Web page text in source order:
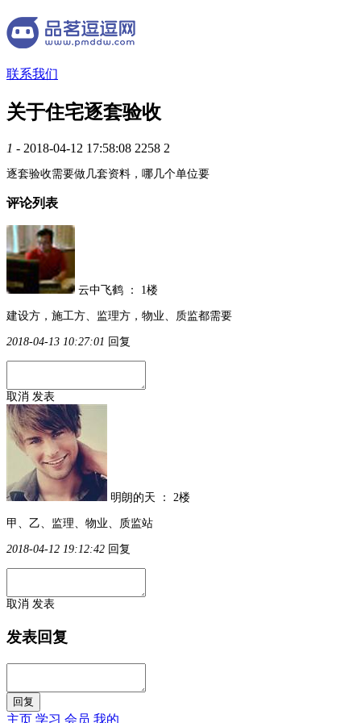
联系我们
关于住宅逐套验收
1 - 2018-04-12 17:58:08 2258 2
逐套验收需要做几套资料，哪几个单位要
评论列表
云中飞鹤 ： 1楼
建设方，施工方、监理方，物业、质监都需要
2018-04-13 10:27:01 回复
取消 发表
明朗的天 ： 2楼
甲、乙、监理、物业、质监站
2018-04-12 19:12:42 回复
取消 发表
发表回复
主页 学习 会员 我的